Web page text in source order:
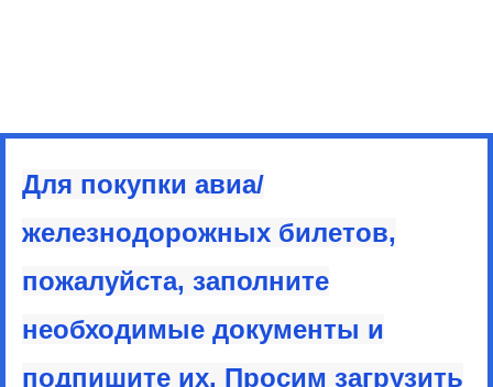
Для покупки авиа/
железнодорожных билетов,
пожалуйста, заполните
необходимые документы и
подпишите их. Просим загрузить